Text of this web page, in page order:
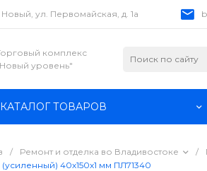
ул. Первомайская, д. 1а
комплекс
уровень"
КАТАЛОГ ТОВАРОВ
/ Ремонт и отделка во Владивостоке /
40х150х1 мм ПЛ71340